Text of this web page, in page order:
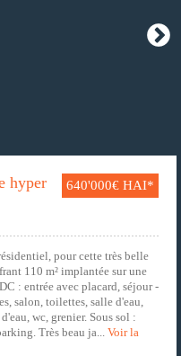
640'000€ HAI*
hyper
pour cette très belle
110 m² implantée sur une
: entrée avec placard, séjour -
salon, toilettes, salle d'eau,
wc, grenier. Sous sol :
Très beau ja... Voir la